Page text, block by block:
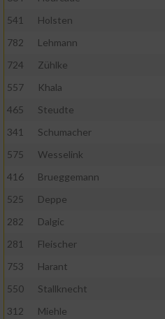
541
Holsten
782
Lehmann
724
Zühlke
557
Khala
465
Steudte
341
Schumacher
575
Wesselink
416
Brueggemann
525
Deppe
282
Dalgic
281
Fleischer
753
Harant
550
Stallknecht
312
Miehle